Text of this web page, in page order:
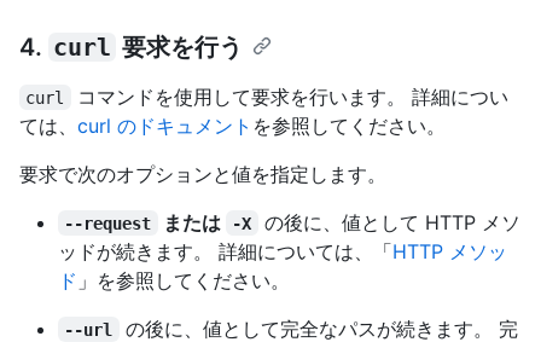
4. curl 要求を行う
curl
コマンドを使用して要求を行います。 詳細につい
ては、 curl のドキュメント を参照してください。
要求で次のオプションと値を指定します。
--request または -X
の後に、値として HTTP メソ
ッドが続きます。 詳細については、「HTTP メソッ
ド 」を参照してください。
--url
の後に、値として完全なパスが続きます。 完